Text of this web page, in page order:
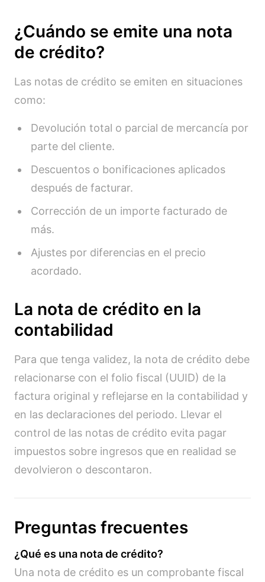
¿Cuándo se emite una nota
de crédito?
Las notas de crédito se emiten en situaciones
como:
Devolución total o parcial de mercancía por
parte del cliente.
Descuentos o bonificaciones aplicados
después de facturar.
Corrección de un importe facturado de
más.
Ajustes por diferencias en el precio
acordado.
La nota de crédito en la
contabilidad
Para que tenga validez, la nota de crédito debe
relacionarse con el folio fiscal (UUID) de la
factura original y reflejarse en la contabilidad y
en las declaraciones del periodo. Llevar el
control de las notas de crédito evita pagar
impuestos sobre ingresos que en realidad se
devolvieron o descontaron.
Preguntas frecuentes
¿Qué es una nota de crédito?
Una nota de crédito es un comprobante fiscal